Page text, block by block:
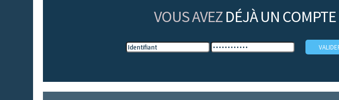
VOUS AVEZ DÉJÀ UN COMPTE